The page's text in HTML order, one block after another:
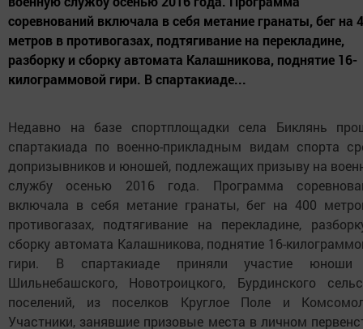
соревнований включала в себя метание гранаты, бег на
метров в противогазах, подтягивание на перекладине,
разборку и сборку автомата Калашникова, поднятие 16-
килограммовой гири. В спартакиаде...
Недавно на базе спортплощадки села Биклянь
спартакиада по военно-прикладным видам спорта
допризывников и юношей, подлежащих призыву на
службу осенью 2016 года. Программа
включала в себя метание гранаты, бег на 400
противогазах, подтягивание на перекладине,
сборку автомата Калашникова, поднятие 16-
гири. В спартакиаде приняли участие
Шильнебашского, Новотроицкого, Бурдинского
поселений, из поселков Круглое Поле и
Участники, занявшие призовые места в личном